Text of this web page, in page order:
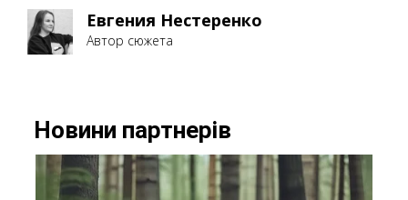
Евгения Нестеренко
Автор сюжета